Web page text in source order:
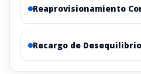
Reaprovisionamiento
Recargo de